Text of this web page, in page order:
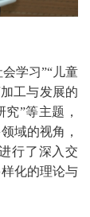
学习”“儿童
工与发展的
”等主题，
域的视角，
行了深入交
化的理论与